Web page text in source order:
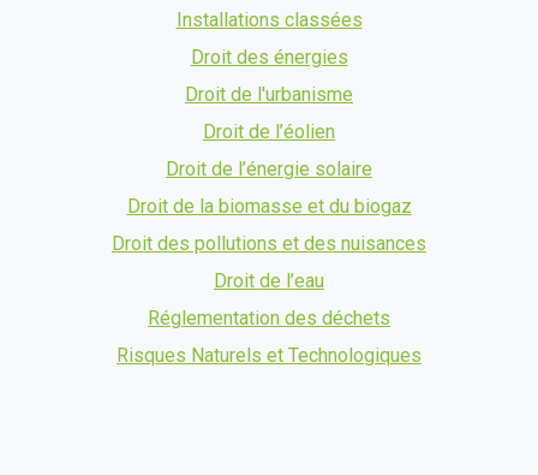
Installations classées
Droit des énergies
Droit de l'urbanisme
Droit de l’éolien
Droit de l’énergie solaire
Droit de la biomasse et du biogaz
Droit des pollutions et des nuisances
Droit de l’eau
Réglementation des déchets
Risques Naturels et Technologiques